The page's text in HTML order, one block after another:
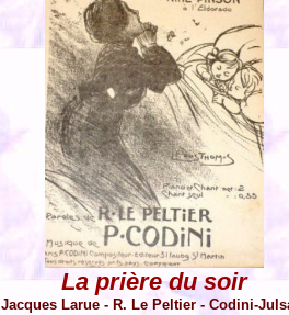
La prière du soir
Jacques Larue - R. Le Peltier - Codini-